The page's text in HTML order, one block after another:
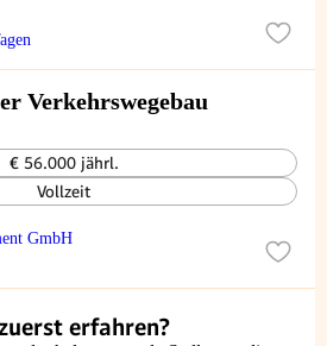
Verkehrswegebau
€ 56.000 jährl.
Vollzeit
GmbH
erfahren?